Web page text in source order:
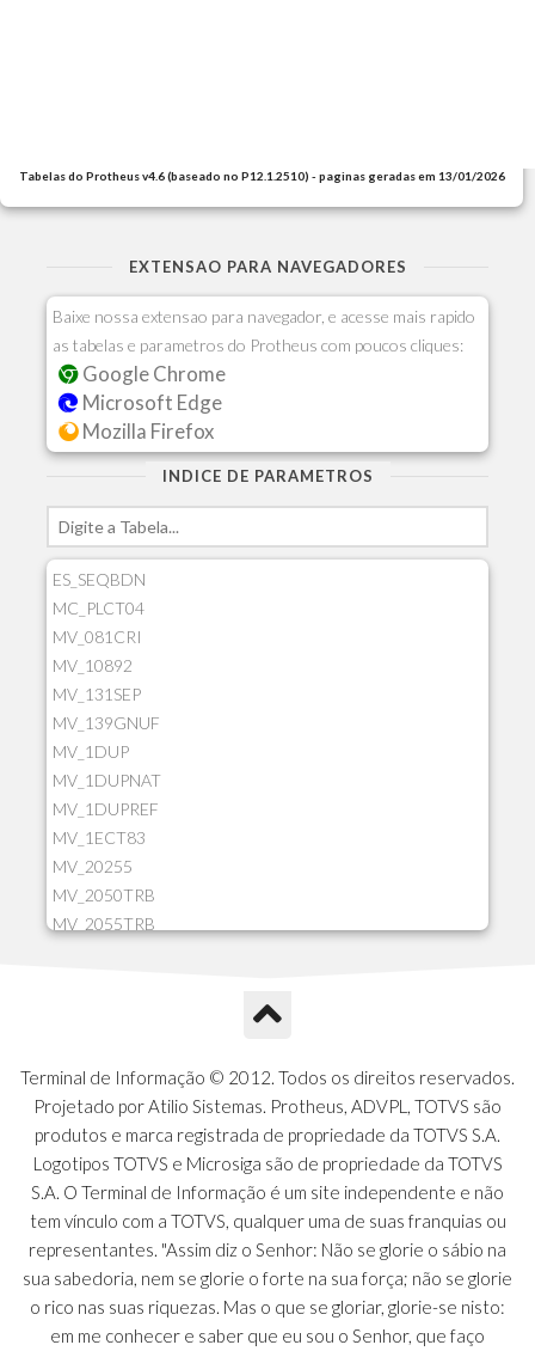
Tabelas do Protheus v4.6 (baseado no P12.1.2510) - paginas geradas em 13/01/2026
EXTENSAO PARA NAVEGADORES
Baixe nossa extensao para navegador, e acesse mais rapido
as tabelas e parametros do Protheus com poucos cliques:
Google Chrome
Microsoft Edge
Mozilla Firefox
INDICE DE PARAMETROS
ES_SEQBDN
MC_PLCT04
MV_081CRI
MV_10892
MV_131SEP
MV_139GNUF
MV_1DUP
MV_1DUPNAT
MV_1DUPREF
MV_1ECT83
MV_20255
MV_2050TRB
MV_2055TRB
MV_2GNOINC
MV_320SLD
MV_325PMDA
MV_330ATCM
MV_340LOCK
MV_3DUPREF
MV_5CLIFOR
MV_74ITEM
MV_817EMAI
MV_88CORTE
Terminal de Informação © 2012. Todos os direitos reservados.
Projetado por Atilio Sistemas. Protheus, ADVPL, TOTVS são
produtos e marca registrada de propriedade da TOTVS S.A.
Logotipos TOTVS e Microsiga são de propriedade da TOTVS
S.A. O Terminal de Informação é um site independente e não
tem vínculo com a TOTVS, qualquer uma de suas franquias ou
representantes. "Assim diz o Senhor: Não se glorie o sábio na
sua sabedoria, nem se glorie o forte na sua força; não se glorie
o rico nas suas riquezas. Mas o que se gloriar, glorie-se nisto:
em me conhecer e saber que eu sou o Senhor, que faço